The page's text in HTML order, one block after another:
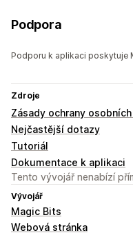
Podpora
Podporu k aplikaci poskytuje
Zdroje
Zásady ochrany
Nejčastější dotazy
Tutoriál
Dokumentace k aplikaci
Tento vývojář nenabízí
Vývojář
Magic Bits
Webová stránka